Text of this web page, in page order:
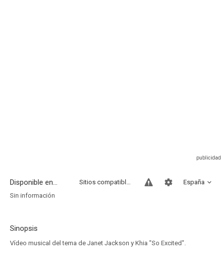
Disponible en... España
Sitios compatibles
Sin información
Sinopsis
Vídeo musical del tema de Janet Jackson y Khia "So Excited".